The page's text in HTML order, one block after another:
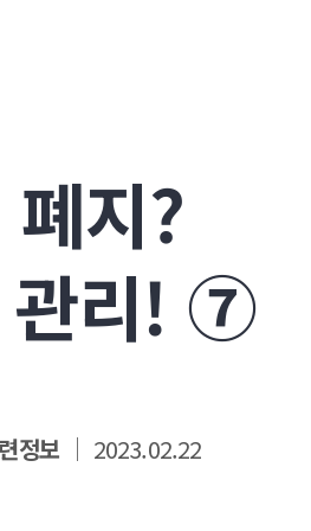
지?
관리! ⑦
정보│ 2023.02.22